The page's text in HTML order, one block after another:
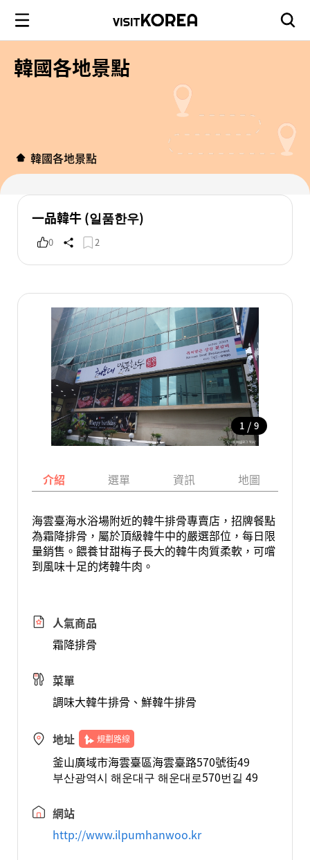
韓國各地景點
韓國各地景點
一品韓牛 (일품한우)
0 2
1 / 9
介紹 選單 資訊 地圖
海雲臺海水浴場附近的韓牛排骨專賣店，招牌餐點
為霜降排骨，屬於頂級韓牛中的嚴選部位，每日限
量銷售。餵養甘甜梅子長大的韓牛肉質柔軟，可嚐
到風味十足的烤韓牛肉。
人氣商品
霜降排骨
菜單
調味大韓牛排骨、鮮韓牛排骨
地址 規劃路線
釜山廣域市海雲臺區海雲臺路570號街49
부산광역시 해운대구 해운대로570번길 49
網站
http://www.ilpumhanwoo.kr